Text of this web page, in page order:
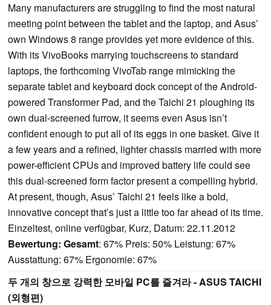
Many manufacturers are struggling to find the most natural
meeting point between the tablet and the laptop, and Asus’
own Windows 8 range provides yet more evidence of this.
With its VivoBooks marrying touchscreens to standard
laptops, the forthcoming VivoTab range mimicking the
separate tablet and keyboard dock concept of the Android-
powered Transformer Pad, and the Taichi 21 ploughing its
own dual-screened furrow, it seems even Asus isn’t
confident enough to put all of its eggs in one basket. Give it
a few years and a refined, lighter chassis married with more
power-efficient CPUs and improved battery life could see
this dual-screened form factor present a compelling hybrid.
At present, though, Asus’ Taichi 21 feels like a bold,
innovative concept that’s just a little too far ahead of its time.
Einzeltest, online verfügbar, Kurz, Datum: 22.11.2012
Bewertung: Gesamt: 67% Preis: 50% Leistung: 67%
Ausstattung: 67% Ergonomie: 67%
두 개의 창으로 강력한 모바일 PC를 즐겨라 - ASUS TAICHI
(외형편)